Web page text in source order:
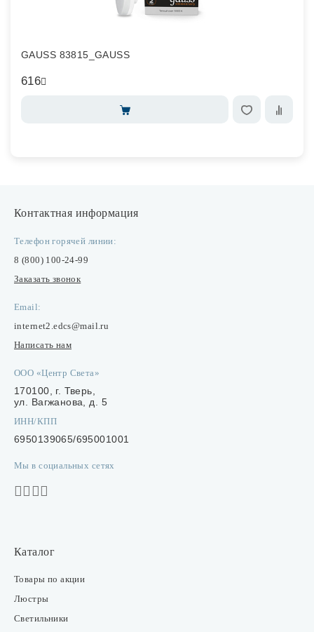
GAUSS 83815_GAUSS
616
Контактная информация
Телефон горячей линии:
8 (800) 100-24-99
Заказать звонок
Email:
internet2.edcs@mail.ru
Написать нам
ООО «Центр Света»
170100, г. Тверь,
ул. Вагжанова, д. 5
ИНН/КПП
6950139065/695001001
Мы в социальных сетях
Каталог
Товары по акции
Люстры
Светильники